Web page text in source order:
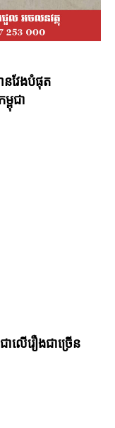
ានវែងបំផុត
ជា
ាលើរឿងជាច្រើន